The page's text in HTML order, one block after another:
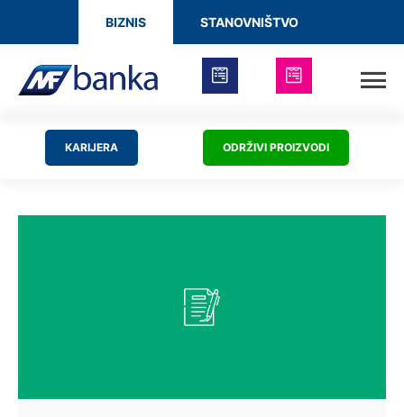
BIZNIS STANOVNIŠTVO
KARIJERA ODRŽIVI PROIZVODI